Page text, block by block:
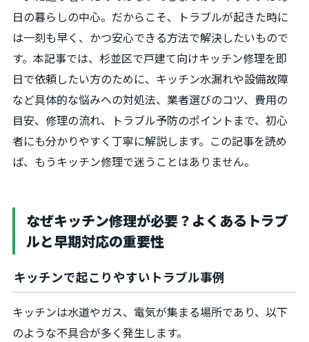
日の暮らしの中心。だからこそ、トラブルが起きた時に
は一刻も早く、かつ安心できる方法で解決したいもので
す。本記事では、杉並区で戸建て向けキッチン修理を即
日で依頼したい方のために、キッチン水漏れや設備故障
など具体的な悩みへの対処法、業者選びのコツ、費用の
目安、修理の流れ、トラブル予防のポイントまで、初心
者にも分かりやすく丁寧に解説します。この記事を読め
ば、もうキッチン修理で迷うことはありません。
なぜキッチン修理が必要？よくあるトラブ
ルと早期対応の重要性
キッチンで起こりやすいトラブル事例
キッチンは水道やガス、電気が集まる場所であり、以下
のような不具合が多く発生します。